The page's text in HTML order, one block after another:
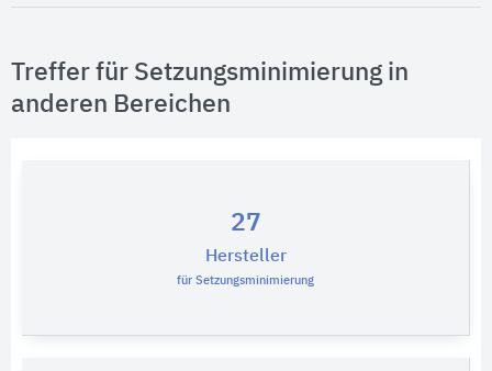
Treffer für Setzungsminimierung in
anderen Bereichen
27
Hersteller
für Setzungsminimierung